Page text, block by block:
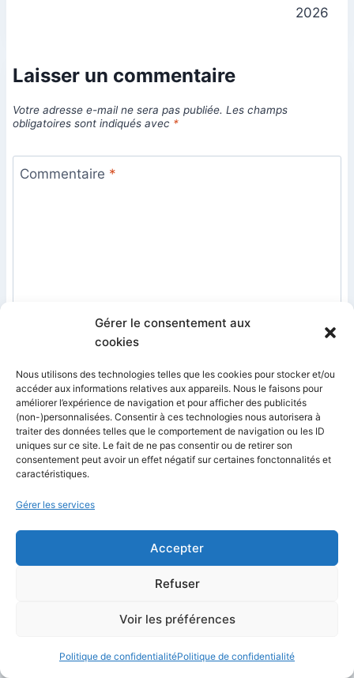
Gérer le consentement aux
cookies
Nous utilisons des technologies telles que les cookies pour stocker et/ou
accéder aux informations relatives aux appareils. Nous le faisons pour
améliorer l’expérience de navigation et pour afficher des publicités
(non-)personnalisées. Consentir à ces technologies nous autorisera à
traiter des données telles que le comportement de navigation ou les ID
uniques sur ce site. Le fait de ne pas consentir ou de retirer son
consentement peut avoir un effet négatif sur certaines fonctonnalités et
caractéristiques.
Gérer les services
Accepter
Refuser
Voir les préférences
Politique de confidentialitéPolitique de confidentialité
2026
Laisser un commentaire
Votre adresse e-mail ne sera pas publiée. Les champs
obligatoires sont indiqués avec *
Commentaire *
Nom*
E-mail*
navigateur pour mon prochain commentaire.